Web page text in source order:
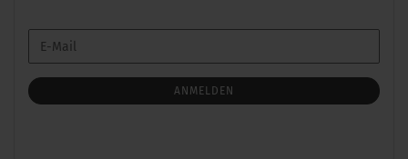
ZUR
ANMELDUNG
E-
Mail
ANMELDEN